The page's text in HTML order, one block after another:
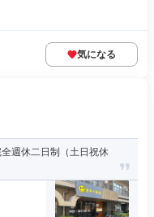
気になる
週休二日制（土日祝休